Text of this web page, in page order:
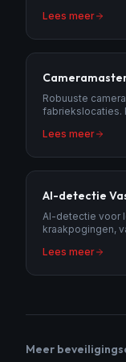
Lees meer
Robuuste
fabriekslocaties.
Lees meer
AI-detectie
AI-detectie voor
kraakpogingen,
Lees meer
Meer